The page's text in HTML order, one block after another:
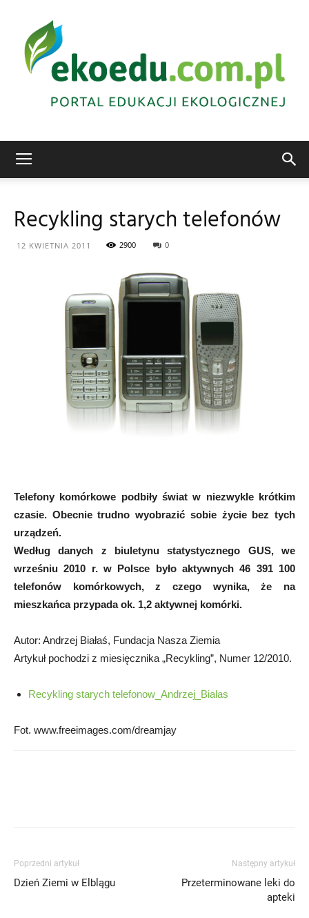
Abrys
Recykling starych telefonów
12 KWIETNIA 2011 2900 0
Telefony komórkowe podbiły świat w niezwykle krótkim
czasie. Obecnie trudno wyobrazić sobie życie bez tych
urządzeń.
Według danych z biuletynu statystycznego GUS, we
wrześniu 2010 r. w Polsce było aktywnych 46 391 100
telefonów komórkowych, z czego wynika, że na
mieszkańca przypada ok. 1,2 aktywnej komórki.
Autor: Andrzej Białaś, Fundacja Nasza Ziemia
Artykuł pochodzi z miesięcznika „Recykling”, Numer 12/2010.
Recykling starych telefonow_Andrzej_Bialas
Fot. www.freeimages.com/dreamjay
Poprzedni artykuł
Dzień Ziemi w Elblągu
Następny artykuł
Przeterminowane leki do
apteki